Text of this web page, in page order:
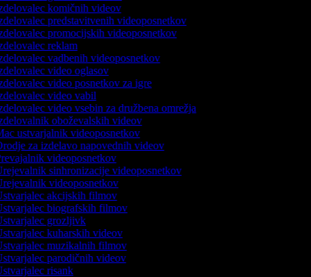
komičnih videov
predstavitvenih videoposnetkov
promocijskih videoposnetkov
reklam
vadbenih videoposnetkov
video oglasov
video posnetkov za igre
video vabil
video vsebin za družbena omrežja
oboževalskih videov
ustvarjalnik videoposnetkov
za izdelavo napovednih videov
videoposnetkov
sinhronizacije videoposnetkov
videoposnetkov
akcijskih filmov
biografskih filmov
grozljivk
kuharskih videov
muzikalnih filmov
parodičnih videov
risank